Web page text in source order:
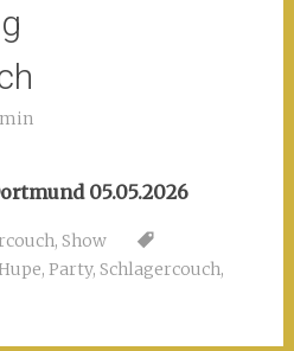
05.05.2026
, Show
, Party, Schlagercouch,